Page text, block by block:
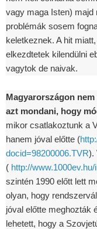
vagy maga Isten) majd
problémák sosem
keletkeznek. A hit
elkezdtetek kilendülni
vagytok de naivak.
Magyarországon
azt mondani, hogy
mikor csatlakoztunk a
hanem jóval előtte (
docid=98200006.TVR).
( http://
szintén 1990 előtt lett
olyan, hogy
jóval előtte meghozták
lehetett, hogy a